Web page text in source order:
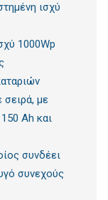
ισχύ
1000Wp
με
Ah και
συνδέει
συνεχούς